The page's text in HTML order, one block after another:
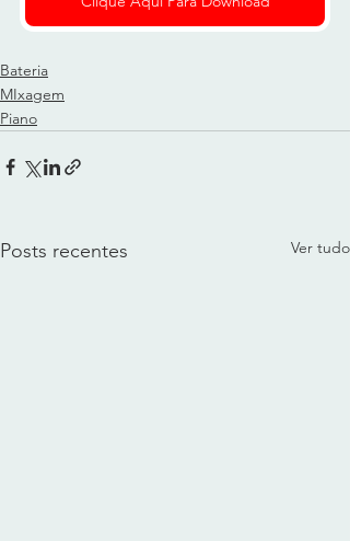
Bateria
MIxagem
Piano
Posts recentes Ver tudo